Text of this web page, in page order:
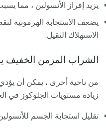
يزيد إفراز الأنسولين ، مما
يضعف الاستجابة الهرمونية
الاستهلاك الثقيل.
الشراب المزمن الخفيف
من ناحية أخرى ، يمكن أن
زيادة مستويات الجلوكوز في
تقليل استجابة الجسم